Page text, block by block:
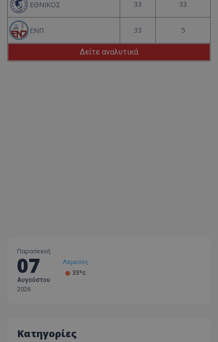
Παρασκευή
07
Αυγούστου
2026
Λεμεσός
33ºc
Κατηγορίες
ΕΘΝΙΚΟΣ 33 33
ΕΝΠ 33 5
Δείτε αναλυτικά